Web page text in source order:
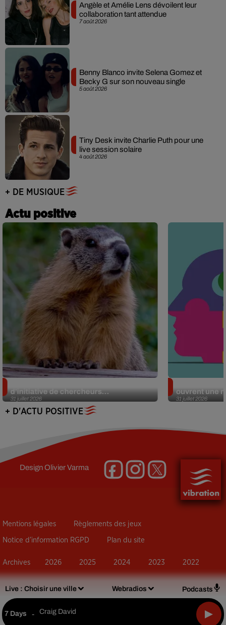
Live : Choisir une ville Webradios Podcasts
7 Days - Craig David
7 août 2026
Angèle et Amélie Lens dévoilent leur
collaboration tant attendue
5 août 2026
Benny Blanco invite Selena Gomez et
Becky G sur son nouveau single
4 août 2026
Tiny Desk invite Charlie Puth pour une
live session solaire
+ DE MUSIQUE
Actu positive
31 juillet 2026
d’initiative de chercheurs...
31 juillet 2026
ouvrent une
+ D'ACTU POSITIVE
DesignOlivier Varma
Mentions légales Règlements des jeux
Notice d’information RGPD Plan du site
Archives 2026 2025 2024 2023 2022